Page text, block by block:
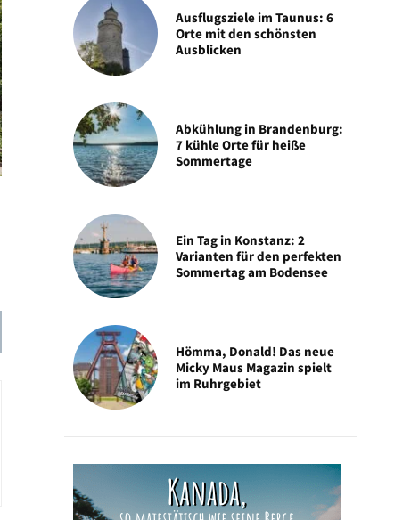
Ausflugsziele im Taunus: 6
Orte mit den schönsten
Ausblicken
Abkühlung in Brandenburg:
7 kühle Orte für heiße
Sommertage
Ein Tag in Konstanz: 2
Varianten für den perfekten
Sommertag am Bodensee
Hömma, Donald! Das neue
Micky Maus Magazin spielt
im Ruhrgebiet